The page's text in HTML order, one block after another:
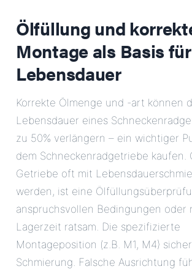
Ölfüllung und
Montage als Basis
Lebensdauer
Korrekte Ölmenge und -art können
Lebensdauer eines
zu 50% verlängern – ein wichtiger
dem Schneckenradgetriebe kaufen.
Getriebe oft mit
werden, ist eine
anspruchsvollen Bedingungen oder
Lagerzeit ratsam. Die spezifizierte
Montageposition (z.B. M1, M4)
Schmierung. Falsche Ausrichtung